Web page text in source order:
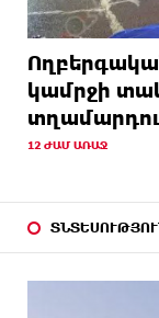
կամրջի
12 ԺԱՄ ԱՌԱՋ